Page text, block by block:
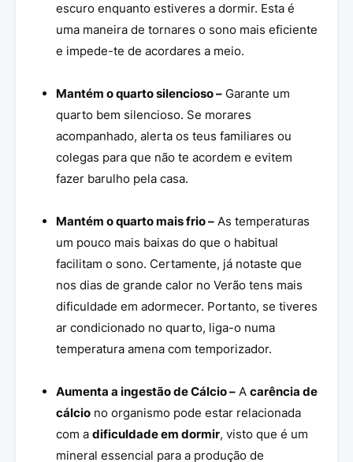
escuro enquanto estiveres a dormir. Esta é
uma maneira de tornares o sono mais eficiente
e impede-te de acordares a meio.
Mantém o quarto silencioso – Garante um
quarto bem silencioso. Se morares
acompanhado, alerta os teus familiares ou
colegas para que não te acordem e evitem
fazer barulho pela casa.
Mantém o quarto mais frio – As temperaturas
um pouco mais baixas do que o habitual
facilitam o sono. Certamente, já notaste que
nos dias de grande calor no Verão tens mais
dificuldade em adormecer. Portanto, se tiveres
ar condicionado no quarto, liga-o numa
temperatura amena com temporizador.
Aumenta a ingestão de Cálcio – A carência de
cálcio no organismo pode estar relacionada
com a dificuldade em dormir, visto que é um
mineral essencial para a produção de